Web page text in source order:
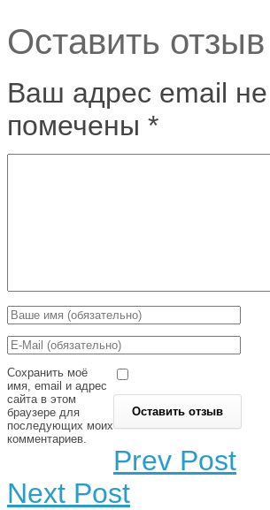
Оставить отзыв
Ваш адрес email не
помечены *
Сохранить моё
имя, email и адрес
сайта в этом
браузере для
последующих моих
комментариев.
Prev Post
Next Post